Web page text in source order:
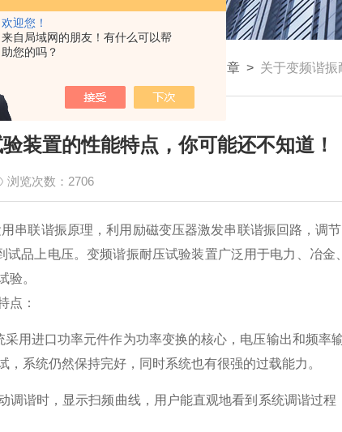
欢迎您！
来自局域网的朋友！有什么可以帮
助您的吗？
技术文章 > 关于变频谐振
装置的性能特点，你可能还不知道！
浏览次数：2706
串联谐振原理，利用励磁变压器激发串联谐振回路，调
试品上电压。变频谐振耐压试验装置广泛用于电力、冶
验。
点：
用进口功率元件作为功率变换的核心，电压输出和频率
，系统仍然保持完好，同时系统也有很强的过载能力。
谐时，显示扫频曲线，用户能直观地看到系统调谐过